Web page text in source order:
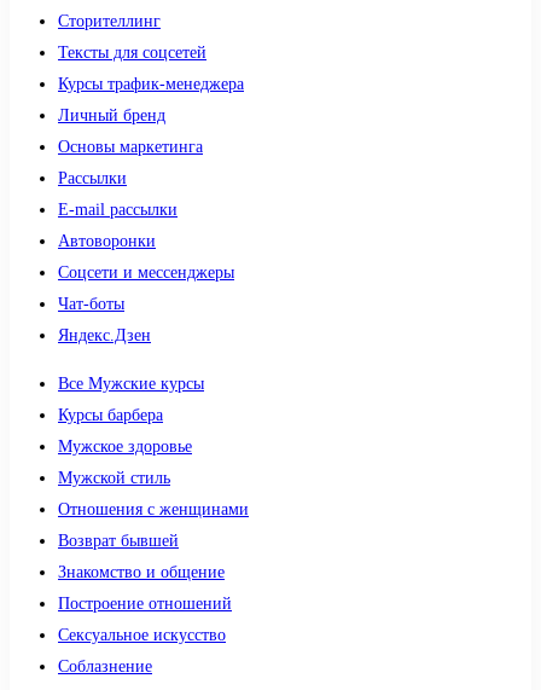
Сторителлинг
Тексты для соцсетей
Курсы трафик-менеджера
Личный бренд
Основы маркетинга
Рассылки
E-mail рассылки
Автоворонки
Соцсети и мессенджеры
Чат-боты
Яндекс.Дзен
Все Мужские курсы
Курсы барбера
Мужское здоровье
Мужской стиль
Отношения с женщинами
Возврат бывшей
Знакомство и общение
Построение отношений
Сексуальное искусство
Соблазнение